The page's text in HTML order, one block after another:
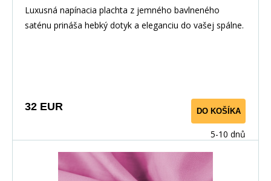
Luxusná napínacia plachta z jemného bavlneného
saténu prináša hebký dotyk a eleganciu do vašej spálne.
32 EUR DO KOŠÍKA
5-10 dnů